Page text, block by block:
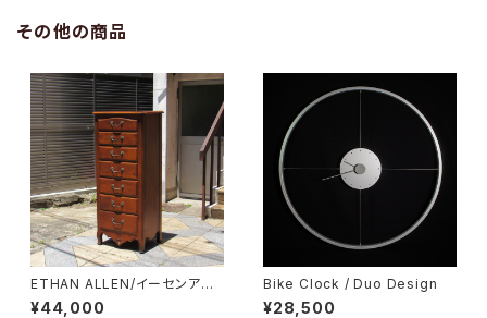
その他の商品
ETHAN ALLEN/イーセンアー
レン 7段トールチェスト
¥44,000
Bike Clock / Duo Design
¥28,500